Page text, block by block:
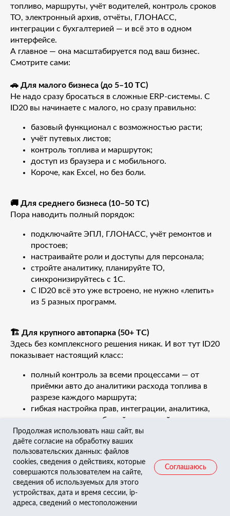
топливо, маршруты, учёт водителей, контроль сроков
ТО, электронный архив, отчёты, ГЛОНАСС,
интеграции с бухгалтерией — и всё это в одном
интерфейсе.
А главное — она масштабируется под ваш бизнес.
Смотрите сами:
🚗 Для малого бизнеса (до 5–10 ТС)
Не надо сразу бросаться в сложные ERP-системы. С
ID20 вы начинаете с малого, но сразу правильно:
базовый функционал с возможностью расти;
учёт путевых листов;
контроль топлива и маршруток;
доступ из браузера и с мобильного.
Короче, как Excel, но без боли.
🚚 Для среднего бизнеса (10–50 ТС)
Пора наводить полный порядок:
подключайте ЭПЛ, ГЛОНАСС, учёт ремонтов и
простоев;
настраивайте роли и доступы для персонала;
стройте аналитику, планируйте ТО,
синхронизируйтесь с 1С.
С ID20 всё это уже встроено, не нужно «лепить»
из 5 разных программ.
🏗️ Для крупного автопарка (50+ ТС)
Здесь без комплексного решения никак. И вот тут ID20
показывает настоящий класс:
полный контроль за всеми процессами — от
приёмки авто до аналитики расхода топлива в
разрезе каждого маршрута;
гибкая настройка прав, интеграции, аналитика,
контроль задач, событий, водителей и ремонтов;
автоматизация всего: ЭПЛ, топливо, контроль
допусков, архивы, интеграции с ГЛОНАСС,
бухгалтерией, ERP и BI-системами.
Всё работает как часы — только без постоянной
настройки вручную и звонков «а где документ?»
Вывод: ваш автопарк достоин умной системы
Продолжая использовать наш сайт, вы
даёте согласие на обработку ваших
пользовательских данных: файлов
cookies, сведения о действиях, которые
совершаются пользователем на сайте,
сведения об используемых для этого
устройствах, дата и время сессии, ip-
адреса, сведений о местоположении
Соглашаюсь